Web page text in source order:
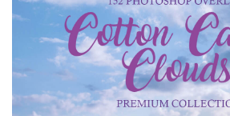
Large 6000*4000px
Entire Collection
(1783 Overlays)
Large 6000*4000px